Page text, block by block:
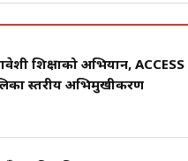
शिक्षाको अभियान, ACCESS
स्तरीय अभिमुखीकरण